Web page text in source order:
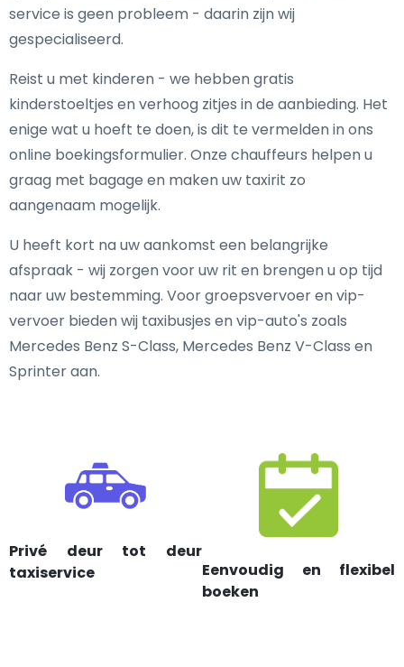
service is geen probleem - daarin zijn wij
gespecialiseerd.
Reist u met kinderen - we hebben gratis
kinderstoeltjes en verhoog zitjes in de aanbieding. Het
enige wat u hoeft te doen, is dit te vermelden in ons
online boekingsformulier. Onze chauffeurs helpen u
graag met bagage en maken uw taxirit zo
aangenaam mogelijk.
U heeft kort na uw aankomst een belangrijke
afspraak - wij zorgen voor uw rit en brengen u op tijd
naar uw bestemming. Voor groepsvervoer en vip-
vervoer bieden wij taxibusjes en vip-auto's zoals
Mercedes Benz S-Class, Mercedes Benz V-Class en
Sprinter aan.
Privé deur tot deur
taxiservice
Eenvoudig en flexibel
boeken